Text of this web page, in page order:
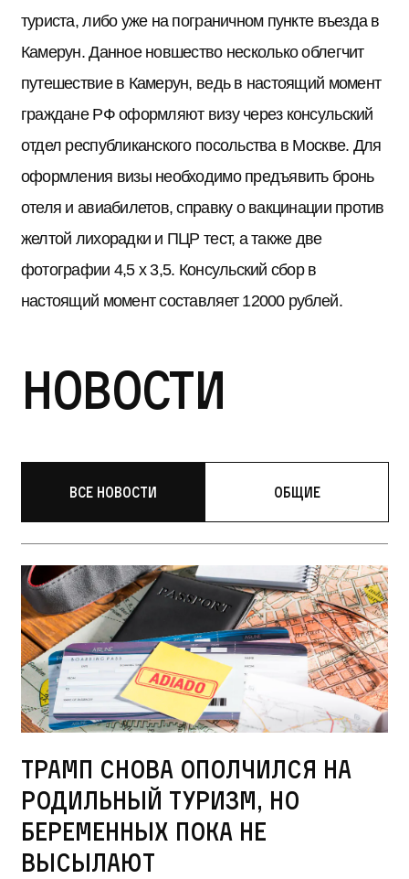
туриста, либо уже на пограничном пункте въезда в
Камерун. Данное новшество несколько облегчит
путешествие в Камерун, ведь в настоящий момент
граждане РФ оформляют визу через консульский
отдел республиканского посольства в Москве. Для
оформления визы необходимо предъявить бронь
отеля и авиабилетов, справку о вакцинации против
желтой лихорадки и ПЦР тест, а также две
фотографии 4,5 х 3,5. Консульский сбор в
настоящий момент составляет 12000 рублей.
Новости
Все новости Общие
Трамп снова ополчился на
родильный туризм, но
беременных пока не
высылают